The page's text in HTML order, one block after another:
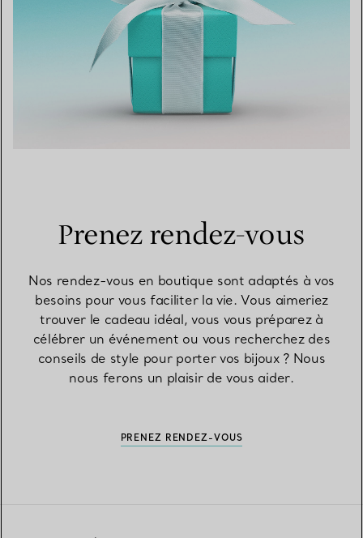
Prenez rendez-vous
Nos rendez-vous en boutique sont adaptés à vos
besoins pour vous faciliter la vie. Vous aimeriez
trouver le cadeau idéal, vous vous préparez à
célébrer un événement ou vous recherchez des
conseils de style pour porter vos bijoux ? Nous
nous ferons un plaisir de vous aider.
PRENEZ RENDEZ-VOUS